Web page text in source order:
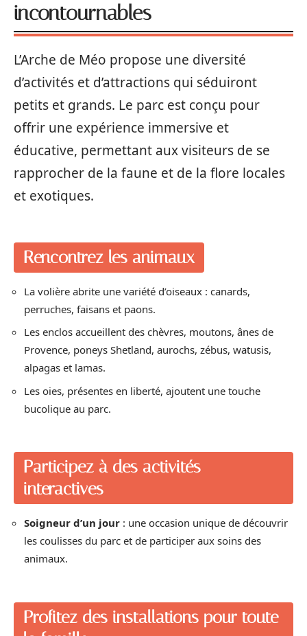
incontournables
L’Arche de Méo propose une diversité
d’activités et d’attractions qui séduiront
petits et grands. Le parc est conçu pour
offrir une expérience immersive et
éducative, permettant aux visiteurs de se
rapprocher de la faune et de la flore locales
et exotiques.
Rencontrez les animaux
La volière abrite une variété d’oiseaux : canards,
perruches, faisans et paons.
Les enclos accueillent des chèvres, moutons, ânes de
Provence, poneys Shetland, aurochs, zébus, watusis,
alpagas et lamas.
Les oies, présentes en liberté, ajoutent une touche
bucolique au parc.
Participez à des activités
interactives
Soigneur d’un jour : une occasion unique de découvrir
les coulisses du parc et de participer aux soins des
animaux.
Profitez des installations pour toute